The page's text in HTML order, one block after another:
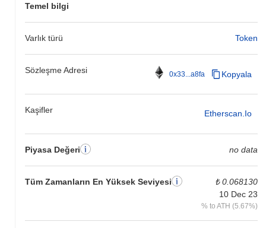
Temel bilgi
Varlık türü Token
Sözleşme Adresi 0x33...a8fa Kopyala
Kaşifler Etherscan.io
Piyasa Değeri no data
Tüm Zamanların En Yüksek Seviyesi
₺ 0.068130
10 Dec 23
% to ATH (5.67%)